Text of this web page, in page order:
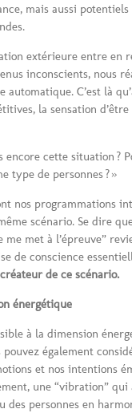
mais aussi
extérieure entre en
inconscients, nous
automatique. C’est là
la sensation d’être
encore cette situation ?
type de personnes ? »
nos programmations
scénario. Se dire
me met à l’épreuve”
de conscience
de ce scénario.
énergétique
à la dimension
également
et nos intentions
une “vibration” qui
des personnes en